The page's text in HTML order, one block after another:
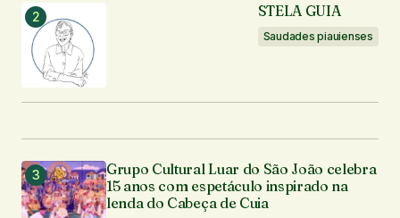
Seu e-mail
Enviar comentário
STELA GUIA
Saudades piauienses
Grupo Cultural Luar do São João celebra
15 anos com espetáculo inspirado na
lenda do Cabeça de Cuia